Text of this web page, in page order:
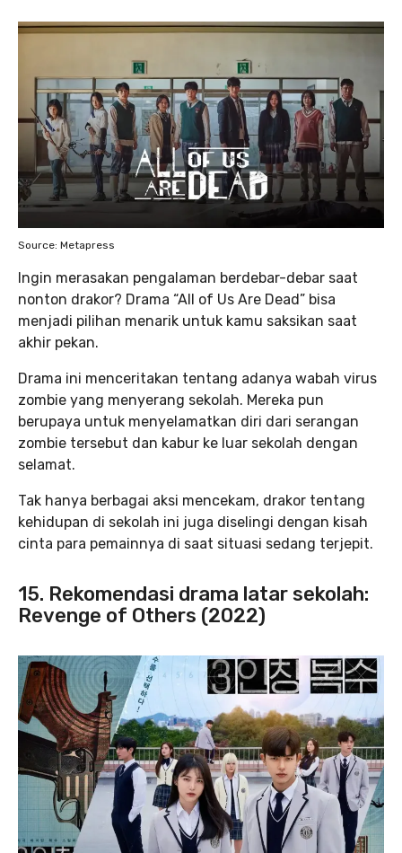
Source: Metapress
Ingin merasakan pengalaman berdebar-debar saat
nonton drakor? Drama “All of Us Are Dead” bisa
menjadi pilihan menarik untuk kamu saksikan saat
akhir pekan.
Drama ini menceritakan tentang adanya wabah virus
zombie yang menyerang sekolah. Mereka pun
berupaya untuk menyelamatkan diri dari serangan
zombie tersebut dan kabur ke luar sekolah dengan
selamat.
Tak hanya berbagai aksi mencekam, drakor tentang
kehidupan di sekolah ini juga diselingi dengan kisah
cinta para pemainnya di saat situasi sedang terjepit.
15. Rekomendasi drama latar sekolah:
Revenge of Others (2022)